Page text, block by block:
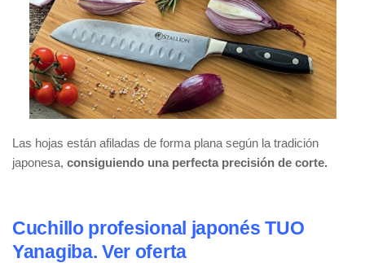
Las hojas están afiladas de forma plana según la tradición
japonesa, consiguiendo una perfecta precisión de corte.
Cuchillo profesional japonés TUO
Yanagiba. Ver oferta